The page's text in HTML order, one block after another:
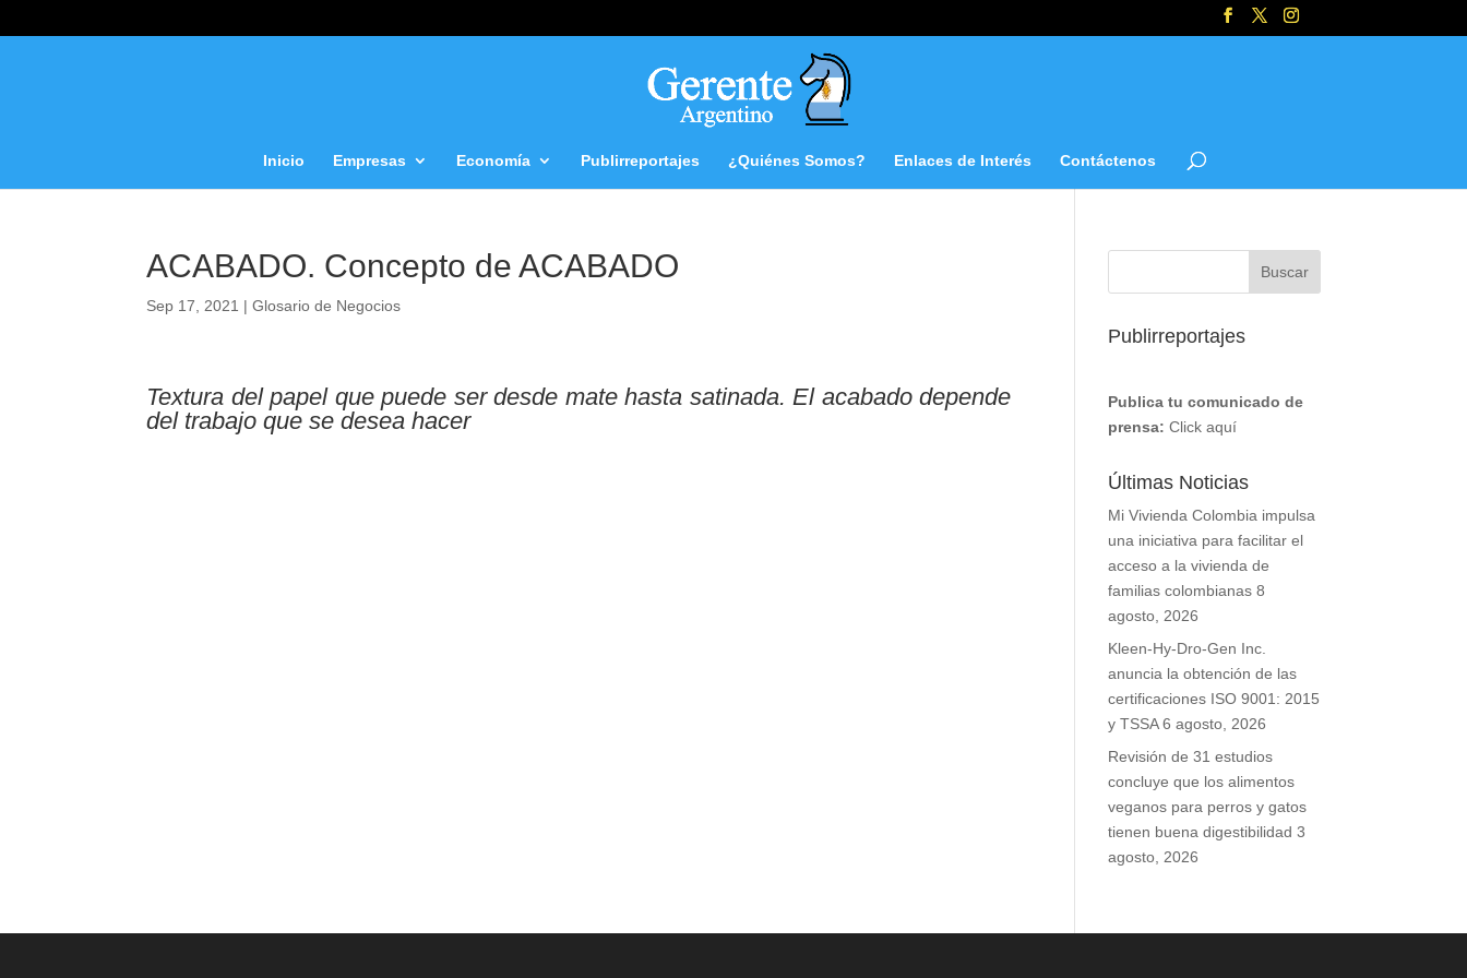
Inicio Empresas Economía Publirreportajes ¿Quiénes Somos? Enlaces de Interés Contáctenos
ACABADO. Concepto de ACABADO
Sep 17, 2021 |Glosario de Negocios
Textura del papel que puede ser desde mate hasta satinada. El acabado depende
del trabajo que se desea hacer
Publirreportajes
Publica tu comunicado de
prensa: Click aquí
Últimas Noticias
Mi Vivienda Colombia impulsa
una iniciativa para facilitar el
acceso a la vivienda de
familias colombianas 8
agosto, 2026
Kleen-Hy-Dro-Gen Inc.
anuncia la obtención de las
certificaciones ISO 9001: 2015
y TSSA 6 agosto, 2026
Revisión de 31 estudios
concluye que los alimentos
veganos para perros y gatos
tienen buena digestibilidad 3
agosto, 2026